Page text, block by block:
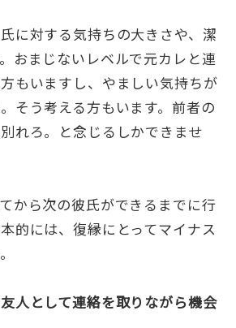
に対する気持ちの大きさや、潔
おまじないレベルで元カレと連
もいますし、やましい気持ちが
そう考える方もいます。前者の
れろ。と念じるしかできませ
から次の彼氏ができるまでに行
的には、復縁にとってマイナス
人として連絡を取りながら機会